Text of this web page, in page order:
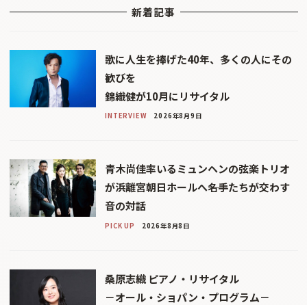
新着記事
歌に人生を捧げた40年、多くの人にその
歓びを
錦織健が10月にリサイタル
INTERVIEW 2026年8月9日
青木尚佳率いるミュンヘンの弦楽トリオ
が浜離宮朝日ホールへ――名手たちが交わす
音の対話
PICK UP 2026年8月8日
桑原志織 ピアノ・リサイタル
－オール・ショパン・プログラム－